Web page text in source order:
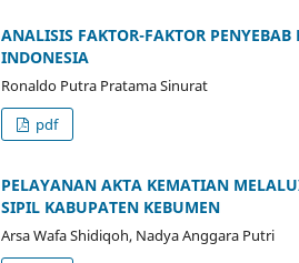
ANALISIS FAKTOR-FAKTOR
INDONESIA
Ronaldo Putra Pratama Sinurat
pdf
PELAYANAN AKTA KEMATIAN
SIPIL KABUPATEN KEBUMEN
Arsa Wafa Shidiqoh, Nadya Anggara Putri